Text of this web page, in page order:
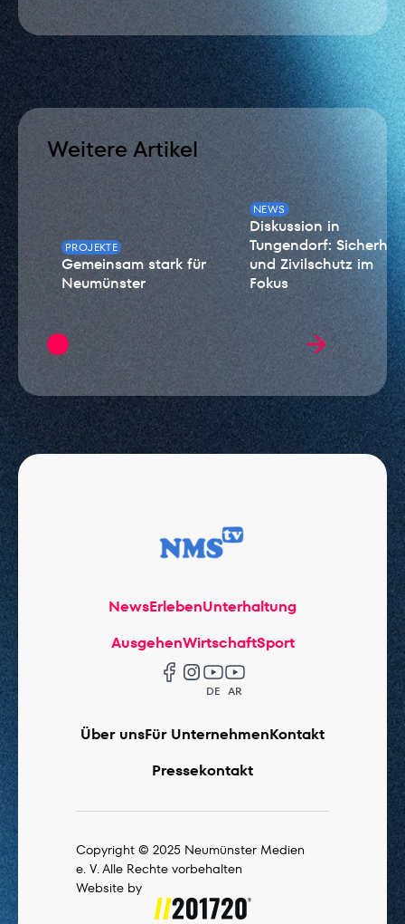
Weitere Artikel
PROJEKTE
Gemeinsam stark für
Neumünster
NEWS
Diskussion in
Tungendorf: Sicherheit
und Zivilschutz im
Fokus
NewsErlebenUnterhaltung
AusgehenWirtschaftSport
DE AR
Über unsFür UnternehmenKontakt
Pressekontakt
Copyright © 2025 Neumünster Medien
e. V. Alle Rechte vorbehalten
Website by